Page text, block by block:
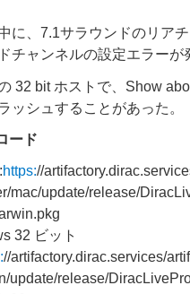
に、7.1サラウンドのリア
チャンネルの設定エラーが
32 bit ホストで、Show
ッシュすることがあった。
ード
https://
mac/update/release/
32 ビット
//artifactory.dirac.services/
update/release/